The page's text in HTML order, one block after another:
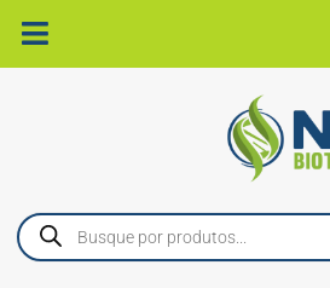
para
o
Pesquisar
produtos